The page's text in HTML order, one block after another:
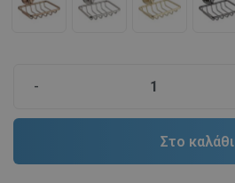
-
Στο καλάθι